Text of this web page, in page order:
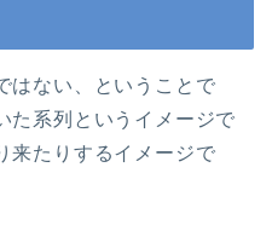
はない、ということで
た系列というイメージで
来たりするイメージで